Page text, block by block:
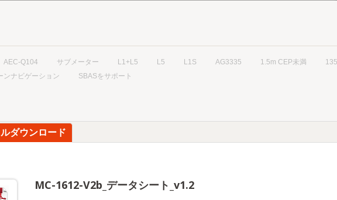
AEC-Q104 サブメーター L1+L5 L5 L1S AG3335 1.5m CEP未満
ンナビゲーション
SBASをサポート
ダウンロード
MC-1612-V2b_データシート_v1.2